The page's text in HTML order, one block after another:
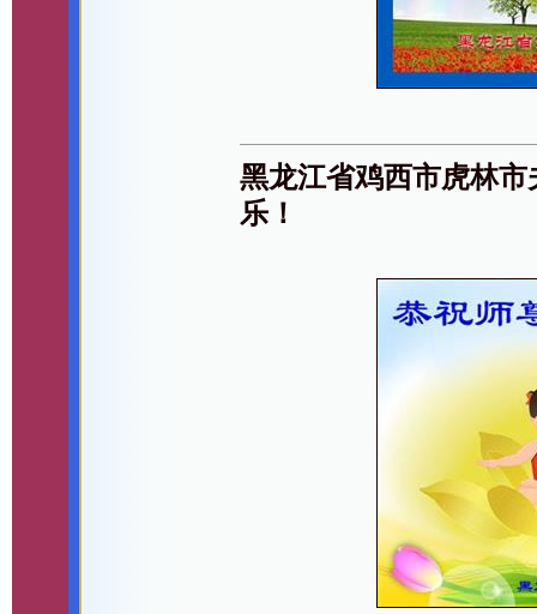
黑龙江省鸡西市虎林
乐！